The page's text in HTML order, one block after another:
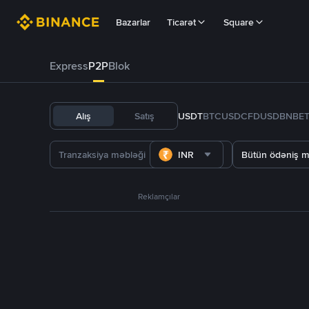
Bazarlar Ticarət Square
ExpressP2PBlok
Alış Satış USDTBTCUSDCFDUSDBNB
INR Bütün ödəniş
Reklamçılar